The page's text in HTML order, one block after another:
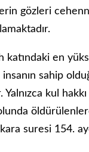
gözleri
katındaki en
insanın sahip
kul
suresi 154.